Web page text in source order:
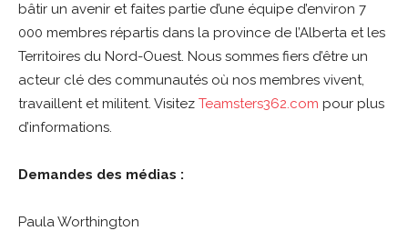
bâtir un avenir et faites partie d’une équipe d’environ 7
000 membres répartis dans la province de l’Alberta et les
Territoires du Nord-Ouest. Nous sommes fiers d’être un
acteur clé des communautés où nos membres vivent,
travaillent et militent. Visitez Teamsters362.com pour plus
d’informations.
Demandes des médias :
Paula Worthington